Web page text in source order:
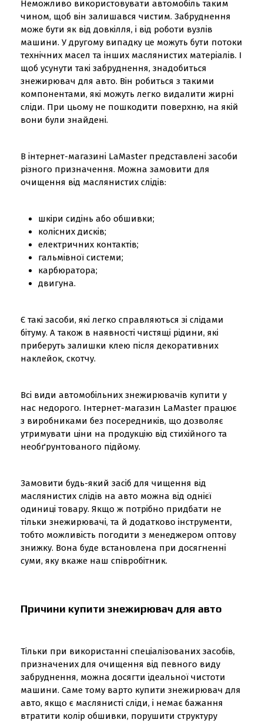
Неможливо використовувати автомобіль таким
чином, щоб він залишався чистим. Забруднення
може бути як від довкілля, і від роботи вузлів
машини. У другому випадку це можуть бути потоки
технічних масел та інших маслянистих матеріалів. І
щоб усунути такі забруднення, знадобиться
знежирювач для авто. Він робиться з такими
компонентами, які можуть легко видалити жирні
сліди. При цьому не пошкодити поверхню, на якій
вони були знайдені.
В інтернет-магазині LaMaster представлені засоби
різного призначення. Можна замовити для
очищення від маслянистих слідів:
шкіри сидінь або обшивки;
колісних дисків;
електричних контактів;
гальмівної системи;
карбюратора;
двигуна.
Є такі засоби, які легко справляються зі слідами
бітуму. А також в наявності чистящі рідини, які
приберуть залишки клею після декоративних
наклейок, скотчу.
Всі види автомобільних знежирювачів купити у
нас недорого. Інтернет-магазин LaMaster працює
з виробниками без посередників, що дозволяє
утримувати ціни на продукцію від стихійного та
необґрунтованого підйому.
Замовити будь-який засіб для чищення від
маслянистих слідів на авто можна від однієї
одиниці товару. Якщо ж потрібно придбати не
тільки знежирювачі, та й додатково інструменти,
тобто можливість погодити з менеджером оптову
знижку. Вона буде встановлена при досягненні
суми, яку вкаже наш співробітник.
Причини купити знежирювач для авто
Тільки при використанні спеціалізованих засобів,
призначених для очищення від певного виду
забруднення, можна досягти ідеальної чистоти
машини. Саме тому варто купити знежирювач для
авто, якщо є маслянисті сліди, і немає бажання
втратити колір обшивки, порушити структуру